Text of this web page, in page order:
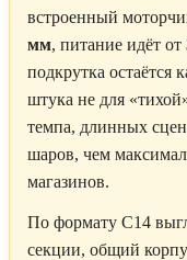
встроенный
мм, питание идёт от
подкрутка остаётся
штука не для
темпа, длинных
шаров, чем
магазинов.
По формату C14
секции, общий